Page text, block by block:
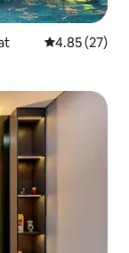
Calificación
4.85 (27)